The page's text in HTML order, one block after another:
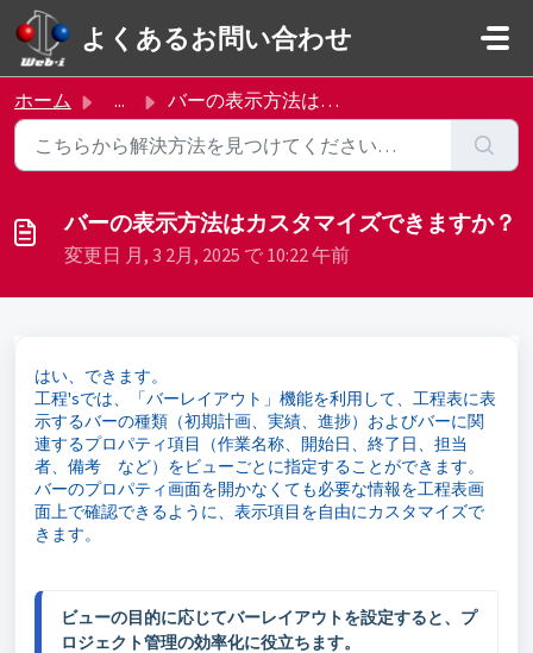
メインコンテンツに移動
よくあるお問い合わせ
ホーム ... バーの表示方法はカスタマイズできますか？
バーの表示方法はカスタマイズできますか？
変更日 月, 3 2月, 2025 で 10:22 午前
はい、できます。
工程'sでは、「バーレイアウト」機能を利用して、工程表に表
示するバーの種類（初期計画、実績、進捗）およびバーに関
連するプロパティ項目（作業名称、開始日、終了日、担当
者、備考 など）をビューごとに指定することができます。
バーのプロパティ画面を開かなくても必要な情報を工程表画
面上で確認できるように、表示項目を自由にカスタマイズで
きます。
ビューの目的に応じてバーレイアウトを設定すると、プ
ロジェクト管理の効率化に役立ちます。